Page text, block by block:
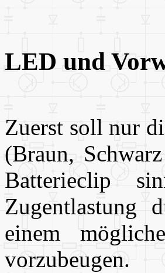
LED und
Zuerst soll nur
(Braun,
Batterieclip
Zugentlastung
einem
vorzubeugen.